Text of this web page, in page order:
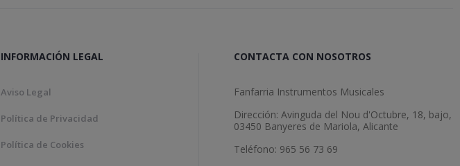
INFORMACIÓN LEGAL
Aviso Legal
Política de Privacidad
Política de Cookies
CONTACTA CON NOSOTROS
Fanfarria Instrumentos Musicales
Dirección: Avinguda del Nou d'Octubre, 18, bajo,
03450 Banyeres de Mariola, Alicante
Teléfono: 965 56 73 69